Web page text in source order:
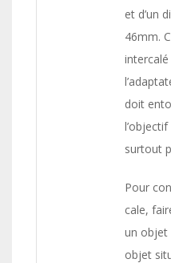
et d’un
46mm.
doit
surtout
Pour
cale,
un objet
objet